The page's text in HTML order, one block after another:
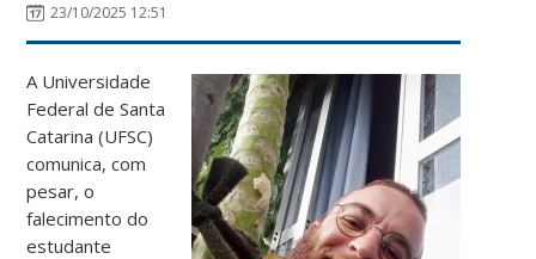
23/10/2025 12:51
A Universidade
Federal de Santa
Catarina (UFSC)
comunica, com
pesar, o
falecimento do
estudante